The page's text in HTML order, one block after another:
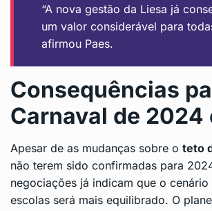
“A nova gestão da Liesa já
um valor considerável para
afirmou Paes.
Consequências
Carnaval de 2024
Apesar de as mudanças sobre o teto
não terem sido confirmadas para
negociações já indicam que o
escolas será mais equilibrado. O